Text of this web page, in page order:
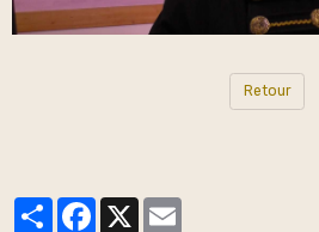
Retour
PartagerFacebook